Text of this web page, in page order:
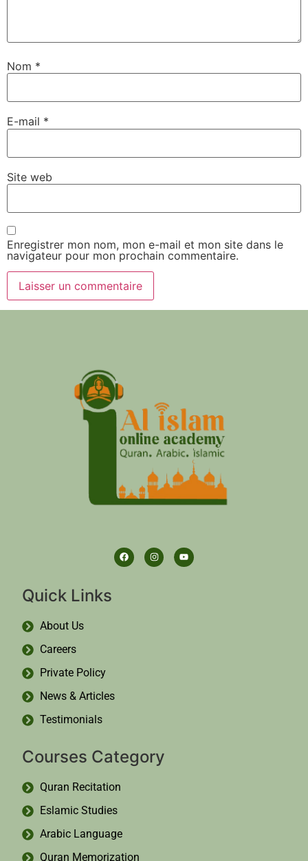
Nom *
E-mail *
Site web
Enregistrer mon nom, mon e-mail et mon site dans le
navigateur pour mon prochain commentaire.
Quick Links
About Us
Careers
Private Policy
News & Articles
Testimonials
Courses Category
Quran Recitation
Eslamic Studies
Arabic Language
Quran Memorization